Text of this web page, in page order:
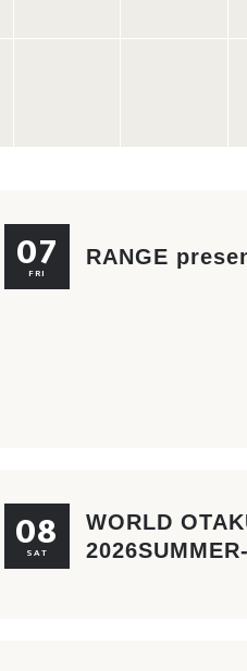
07
FRI
RANGE
08
SAT
WORLD
2026SUMMER-